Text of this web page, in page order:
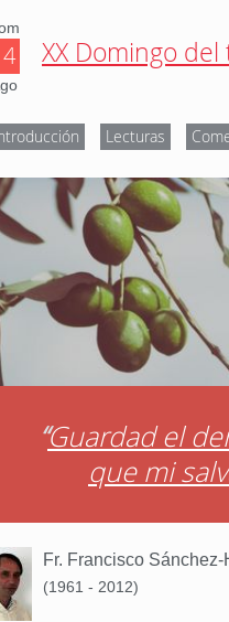
XX Domingo
Lecturas
“Guardad el
que mi
Fr. Francisco
(1961 - 2012)